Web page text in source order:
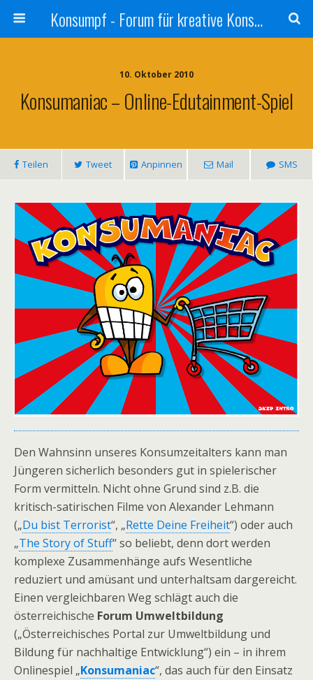
Konsumpf - Forum für kreative Konsumkritik - Culture Jamming, Nachhaltigkeit, Konzernkritik, Adbusting
10. Oktober 2010
Konsumaniac – Online-Edutainment-Spiel
Teilen Tweet Anpinnen Mail SMS
Den Wahnsinn unseres Konsumzeitalters kann man
Jüngeren sicherlich besonders gut in spielerischer
Form vermitteln. Nicht ohne Grund sind z.B. die
kritisch-satirischen Filme von Alexander Lehmann
(„Du bist Terrorist“, „Rette Deine Freiheit“) oder auch
„The Story of Stuff“ so beliebt, denn dort werden
komplexe Zusammenhänge aufs Wesentliche
reduziert und amüsant und unterhaltsam dargereicht.
Einen vergleichbaren Weg schlägt auch die
österreichische Forum Umweltbildung
(„Österreichisches Portal zur Umweltbildung und
Bildung für nachhaltige Entwicklung“) ein – in ihrem
Onlinespiel „Konsumaniac“, das auch für den Einsatz